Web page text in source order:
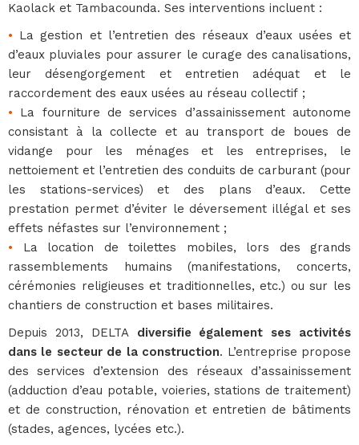
Kaolack et Tambacounda. Ses interventions incluent :
• La gestion et l’entretien des réseaux d’eaux usées et
d’eaux pluviales pour assurer le curage des canalisations,
leur désengorgement et entretien adéquat et le
raccordement des eaux usées au réseau collectif ;
• La fourniture de services d’assainissement autonome
consistant à la collecte et au transport de boues de
vidange pour les ménages et les entreprises, le
nettoiement et l’entretien des conduits de carburant (pour
les stations-services) et des plans d’eaux. Cette
prestation permet d’éviter le déversement illégal et ses
effets néfastes sur l’environnement ;
• La location de toilettes mobiles, lors des grands
rassemblements humains (manifestations, concerts,
cérémonies religieuses et traditionnelles, etc.) ou sur les
chantiers de construction et bases militaires.
Depuis 2013, DELTAdiversifie également ses activités
dans le secteur de la construction. L’entreprise propose
des services d’extension des réseaux d’assainissement
(adduction d’eau potable, voieries, stations de traitement)
et de construction, rénovation et entretien de bâtiments
(stades, agences, lycées etc.).